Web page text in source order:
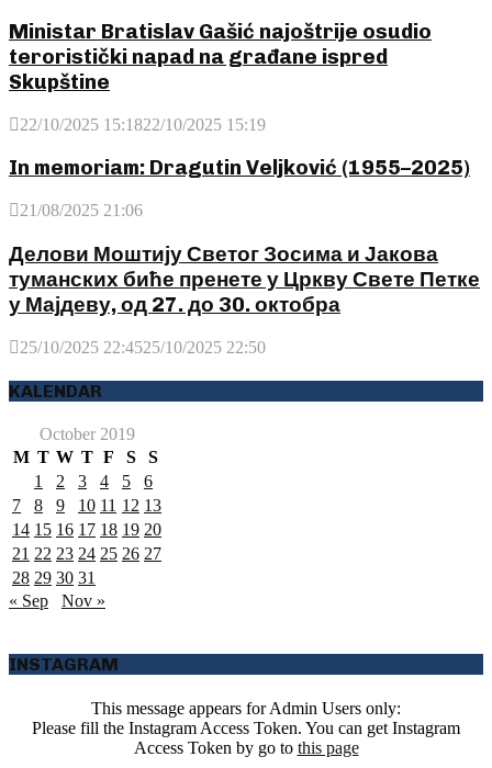
Ministar Bratislav Gašić najoštrije osudio
teroristički napad na građane ispred
Skupštine
22/10/2025 15:1822/10/2025 15:19
In memoriam: Dragutin Veljković (1955–2025)
21/08/2025 21:06
Делови Моштију Светог Зосима и Јакова
туманских биће пренете у Цркву Свете Петке
у Мајдеву, од 27. до 30. октобра
25/10/2025 22:4525/10/2025 22:50
KALENDAR
October 2019
M T W T F S
S
1
2 3 4 5
6
7
8 9 10 11 12 13
14 15 16 17 18 19 20
21 22 23 24 25 26 27
28 29 30 31
« Sep
Nov »
INSTAGRAM
This message appears for Admin Users only:
Please fill the Instagram Access Token. You can get Instagram
Access Token by go to this page